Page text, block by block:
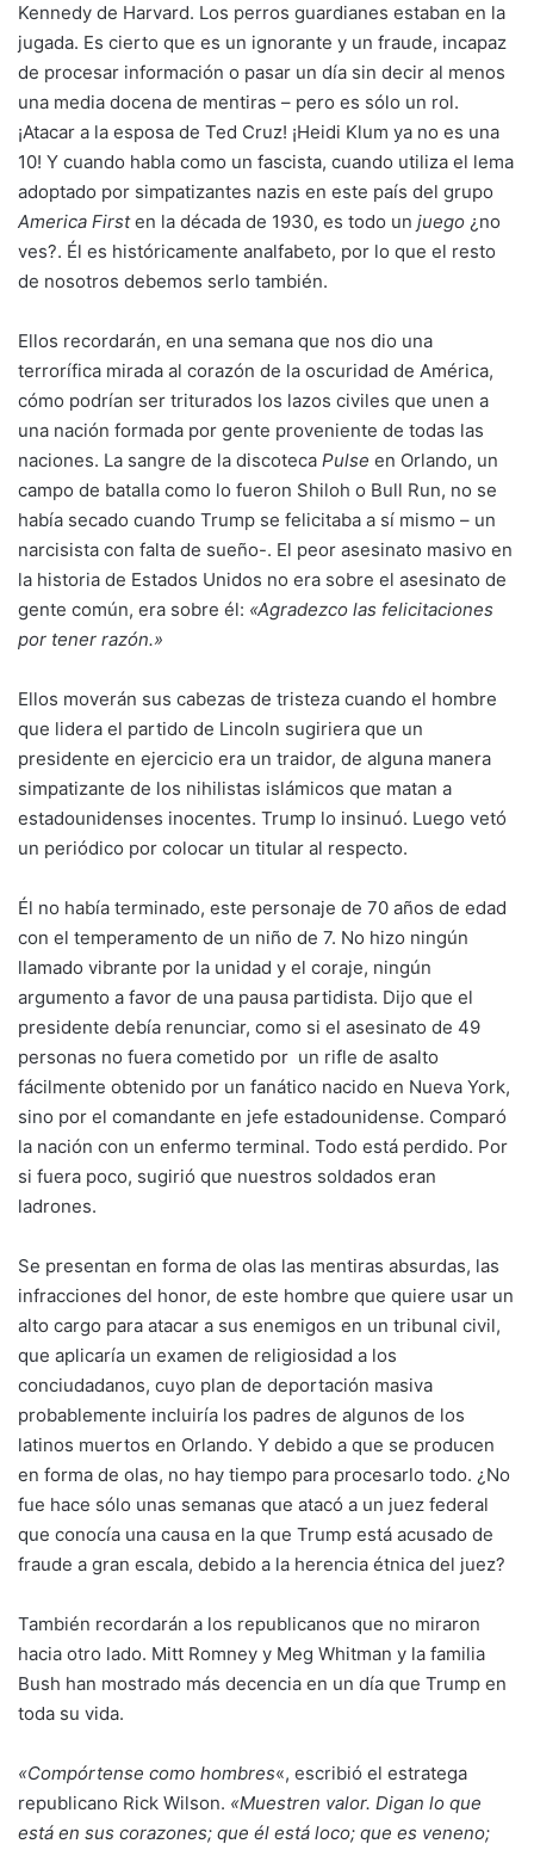
Kennedy de Harvard. Los perros guardianes estaban en la
jugada. Es cierto que es un ignorante y un fraude, incapaz
de procesar información o pasar un día sin decir al menos
una media docena de mentiras – pero es sólo un rol.
¡Atacar a la esposa de Ted Cruz! ¡Heidi Klum ya no es una
10! Y cuando habla como un fascista, cuando utiliza el lema
adoptado por simpatizantes nazis en este país del grupo
America Firsten la década de 1930, es todo un juego ¿no
ves?. Él es históricamente analfabeto, por lo que el resto
de nosotros debemos serlo también.
Ellos recordarán, en una semana que nos dio una
terrorífica mirada al corazón de la oscuridad de América,
cómo podrían ser triturados los lazos civiles que unen a
una nación formada por gente proveniente de todas las
naciones. La sangre de la discoteca Pulse en Orlando, un
campo de batalla como lo fueron Shiloh o Bull Run, no se
había secado cuando Trump se felicitaba a sí mismo – un
narcisista con falta de sueño-. El peor asesinato masivo en
la historia de Estados Unidos no era sobre el asesinato de
gente común, era sobre él: «Agradezco las felicitaciones
por tener razón.»
Ellos moverán sus cabezas de tristeza cuando el hombre
que lidera el partido de Lincoln sugiriera que un
presidente en ejercicio era un traidor, de alguna manera
simpatizante de los nihilistas islámicos que matan a
estadounidenses inocentes. Trump lo insinuó. Luego vetó
un periódico por colocar un titular al respecto.
Él no había terminado, este personaje de 70 años de edad
con el temperamento de un niño de 7. No hizo ningún
llamado vibrante por la unidad y el coraje, ningún
argumento a favor de una pausa partidista. Dijo que el
presidente debía renunciar, como si el asesinato de 49
personas no fuera cometido por un rifle de asalto
fácilmente obtenido por un fanático nacido en Nueva York,
sino por el comandante en jefe estadounidense. Comparó
la nación con un enfermo terminal. Todo está perdido. Por
si fuera poco, sugirió que nuestros soldados eran
ladrones.
Se presentan en forma de olas las mentiras absurdas, las
infracciones del honor, de este hombre que quiere usar un
alto cargo para atacar a sus enemigos en un tribunal civil,
que aplicaría un examen de religiosidad a los
conciudadanos, cuyo plan de deportación masiva
probablemente incluiría los padres de algunos de los
latinos muertos en Orlando. Y debido a que se producen
en forma de olas, no hay tiempo para procesarlo todo. ¿No
fue hace sólo unas semanas que atacó a un juez federal
que conocía una causa en la que Trump está acusado de
fraude a gran escala, debido a la herencia étnica del juez?
También recordarán a los republicanos que no miraron
hacia otro lado. Mitt Romney y Meg Whitman y la familia
Bush han mostrado más decencia en un día que Trump en
toda su vida.
«Compórtense como hombres«, escribió el estratega
republicano Rick Wilson. «Muestren valor. Digan lo que
está en sus corazones; que él está loco; que es veneno;